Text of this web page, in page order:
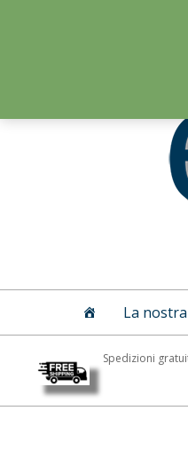
La
Spedizioni